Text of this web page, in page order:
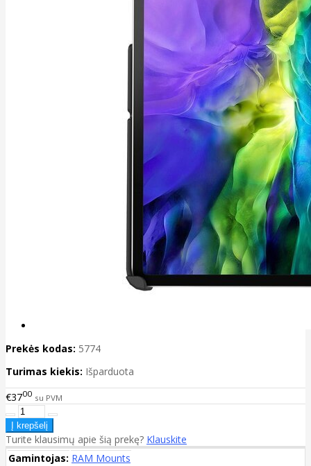
Prekės kodas: 5774
Turimas kiekis: Išparduota
€3700 su PVM
Turite klausimų apie šią prekę? Klauskite
Gamintojas: RAM Mounts